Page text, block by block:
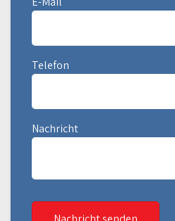
Telefon
Nachricht